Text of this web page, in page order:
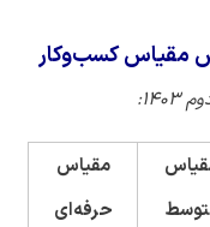
مقیاس کسب‌وکار
۱۴۰۳:
مقیاس
حرفهای